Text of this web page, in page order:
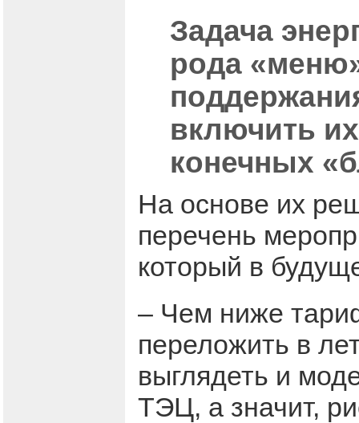
Задача
рода
включить
конечных
На основе их
перечень
который в
– Чем ниже
переложить в
выглядеть и
ТЭЦ, а значит,